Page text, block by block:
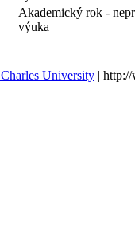
Akademický rok -
výuka
University |